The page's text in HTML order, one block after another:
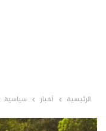
الرئيسية أخبار سياسية